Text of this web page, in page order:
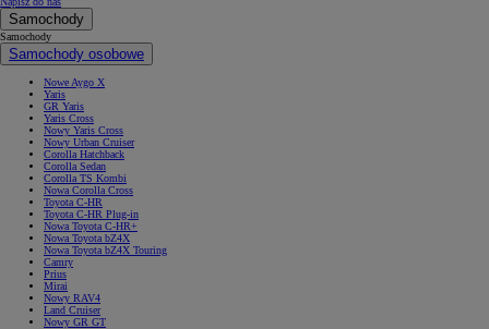
Samochody
Samochody
Samochody osobowe
Nowe Aygo X
Yaris
GR Yaris
Yaris Cross
Nowy Yaris Cross
Nowy Urban Cruiser
Corolla Hatchback
Corolla Sedan
Corolla TS Kombi
Nowa Corolla Cross
Toyota C-HR
Toyota C-HR Plug-in
Nowa Toyota C-HR+
Nowa Toyota bZ4X
Nowa Toyota bZ4X Touring
Camry
Prius
Mirai
Nowy RAV4
Land Cruiser
Nowy GR GT